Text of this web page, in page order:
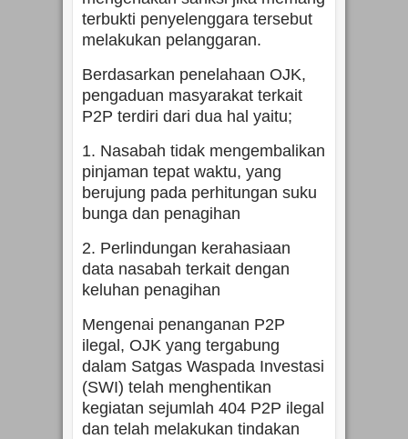
terbukti penyelenggara tersebut
melakukan pelanggaran.
Berdasarkan penelahaan OJK,
pengaduan masyarakat terkait
P2P terdiri dari dua hal yaitu;
1. Nasabah tidak mengembalikan
pinjaman tepat waktu, yang
berujung pada perhitungan suku
bunga dan penagihan
2. Perlindungan kerahasiaan
data nasabah terkait dengan
keluhan penagihan
Mengenai penanganan P2P
ilegal, OJK yang tergabung
dalam Satgas Waspada Investasi
(SWI) telah menghentikan
kegiatan sejumlah 404 P2P ilegal
dan telah melakukan tindakan